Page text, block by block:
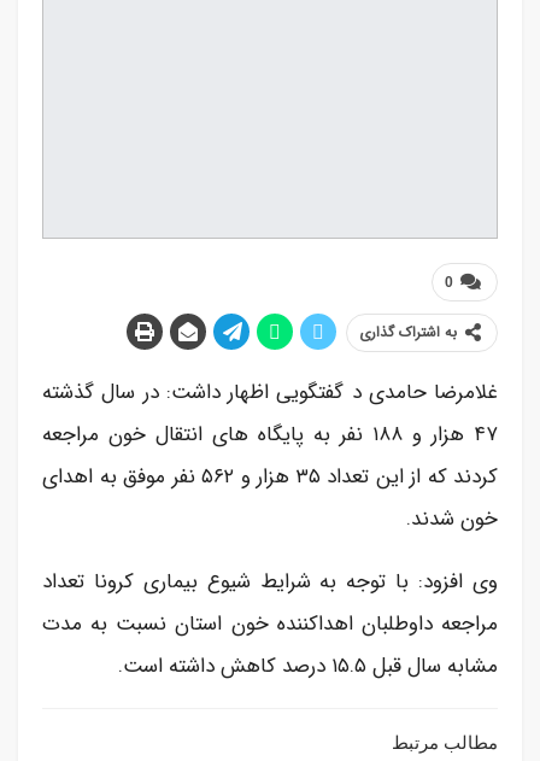
0
به اشتراک گذاری
غلامرضا حامدی د گفتگویی اظهار داشت: در سال گذشته
۴۷ هزار و ۱۸۸ نفر به پایگاه های انتقال خون مراجعه
کردند که از این تعداد ۳۵ هزار و ۵۶۲ نفر موفق به اهدای
خون شدند.
وی افزود: با توجه به شرایط شیوع بیماری کرونا تعداد
مراجعه داوطلبان اهداکننده خون استان نسبت به مدت
مشابه سال قبل ۱۵.۵ درصد کاهش داشته است.
مطالب مرتبط